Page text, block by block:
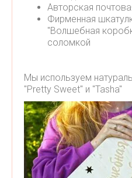
Авторская
Фирменная
"Волшебная
соломкой
Мы используем
"Pretty Sweet" и "Tasha"